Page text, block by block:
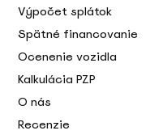
Výpočet splátok
Spätné financovanie
Ocenenie vozidla
Kalkulácia PZP
O nás
Recenzie